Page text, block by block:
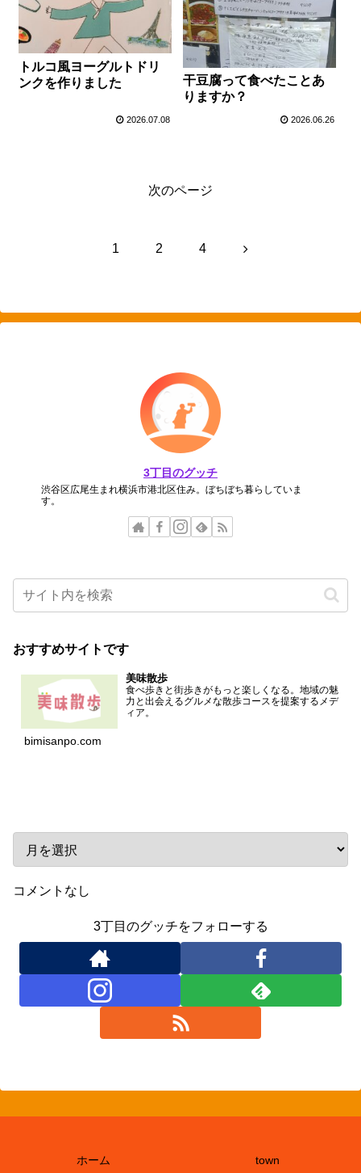
トルコ風ヨーグルトドリ
ンクを作りました
2026.07.08
干豆腐って食べたことあ
りますか？
2026.06.26
次のページ
1 2 4 次
3丁目のグッチ
渋谷区広尾生まれ横浜市港北区住み。ぼちぼち暮らしていま
す。
おすすめサイトです
美味散歩
食べ歩きと街歩きがもっと楽しくなる。地域の魅
力と出会えるグルメな散歩コースを提案するメデ
ィア。
bimisanpo.com
コメントなし
3丁目のグッチをフォローする
ホーム town